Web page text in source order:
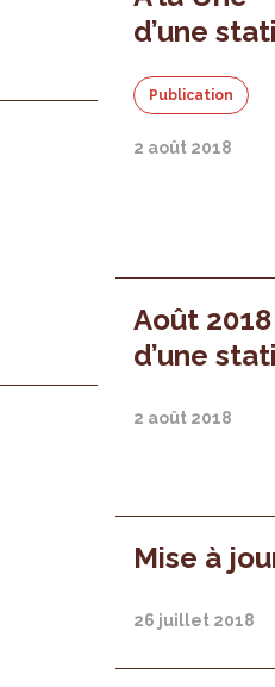
d’une
Publication
2 août 2018
Août
d’une
2 août 2018
Mise à
26 juillet 2018